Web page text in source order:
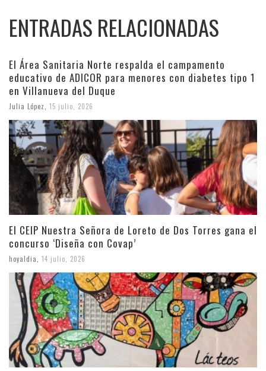
ENTRADAS RELACIONADAS
El Área Sanitaria Norte respalda el campamento
educativo de ADICOR para menores con diabetes tipo 1
en Villanueva del Duque
Julia López 15 julio, 2026
El CEIP Nuestra Señora de Loreto de Dos Torres gana el
concurso ‘Diseña con Covap’
hoyaldia 14 julio, 2026